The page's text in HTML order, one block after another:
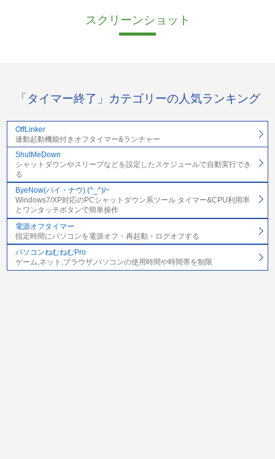
スクリーンショット
「タイマー終了」カテゴリーの人気ランキング
OffLinker
連動起動機能付きオフタイマー&ランチャー
ShutMeDown
シャットダウンやスリープなどを設定したスケジュールで自動実行でき
る
ByeNow(バイ・ナウ) (^_^)/~
Windows7/XP対応のPCシャットダウン系ツール タイマー&CPU利用率
とワンタッチボタンで簡単操作
電源オフタイマー
指定時間にパソコンを電源オフ・再起動・ログオフする
パソコンねむねむPro
ゲーム,ネット,ブラウザ,パソコンの使用時間や時間帯を制限